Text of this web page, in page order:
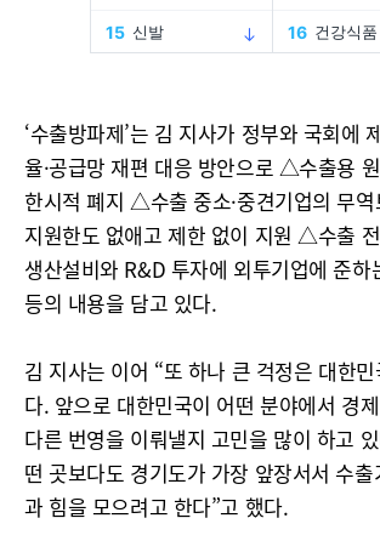
‘수출방파제’는 김 지사가 정부와 국회에
율·공급망 재편 대응 방안으로 △수출용
한시적 폐지 △수출 중소·중견기업의 무
지원한도 없애고 제한 없이 지원 △수출
생산설비와 R&D 투자에 외투기업에 준하
등의 내용을 담고 있다.
김 지사는 이어 “또 하나 큰 걱정은 대한
다. 앞으로 대한민국이 어떤 분야에서 경
다른 번영을 이뤄낼지 고민을 많이 하고
떤 곳보다도 경기도가 가장 앞장서서 수
과 힘을 모으려고 한다”고 했다.